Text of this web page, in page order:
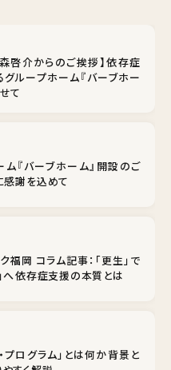
啓介からのご挨拶】依存症
ループホーム『バーブホー
て
『バーブホーム』開設のご
感謝を込めて
福岡 コラム記事：「更生」で
へ――依存症支援の本質とは
プログラム」とは何か――背景と